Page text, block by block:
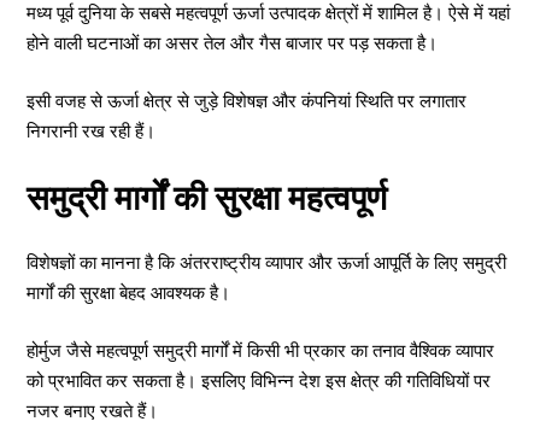
मध्य पूर्व दुनिया के सबसे महत्वपूर्ण ऊर्जा उत्पादक क्षेत्रों में शामिल है। ऐसे में यहां
होने वाली घटनाओं का असर तेल और गैस बाजार पर पड़ सकता है।
इसी वजह से ऊर्जा क्षेत्र से जुड़े विशेषज्ञ और कंपनियां स्थिति पर लगातार
निगरानी रख रही हैं।
समुद्री मार्गों की सुरक्षा महत्वपूर्ण
विशेषज्ञों का मानना है कि अंतरराष्ट्रीय व्यापार और ऊर्जा आपूर्ति के लिए समुद्री
मार्गों की सुरक्षा बेहद आवश्यक है।
होर्मुज जैसे महत्वपूर्ण समुद्री मार्गों में किसी भी प्रकार का तनाव वैश्विक व्यापार
को प्रभावित कर सकता है। इसलिए विभिन्न देश इस क्षेत्र की गतिविधियों पर
नजर बनाए रखते हैं।